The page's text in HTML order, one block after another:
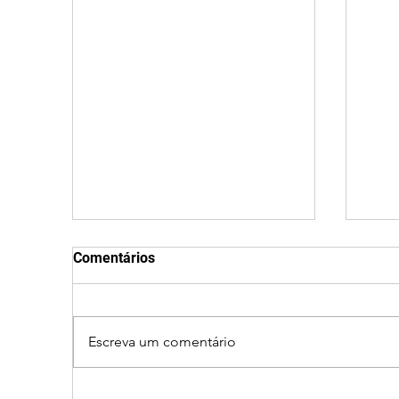
Comentários
Escreva um comentário